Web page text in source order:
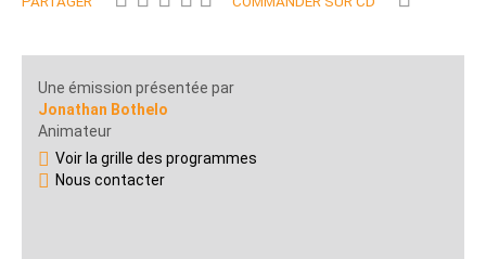
Une émission présentée par
Jonathan Bothelo
Animateur
Voir la grille des programmes
Nous contacter